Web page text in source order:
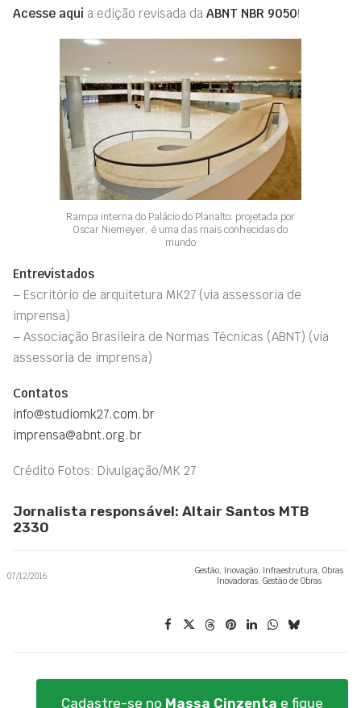
Acesse aqui a edição revisada da ABNT NBR 9050!
Rampa interna do Palácio do Planalto: projetada por
Oscar Niemeyer, é uma das mais conhecidas do
mundo
Entrevistados
– Escritório de arquitetura MK27 (via assessoria de
imprensa)
– Associação Brasileira de Normas Técnicas (ABNT) (via
assessoria de imprensa)
Contatos
info@studiomk27.com.br
imprensa@abnt.org.br
Crédito Fotos: Divulgação/MK 27
Jornalista responsável: Altair Santos MTB
2330
07/12/2016 Gestão, Inovação, Infraestrutura, Obras
Inovadoras, Gestão de Obras
Cadastre-se no Massa Cinzenta e fique